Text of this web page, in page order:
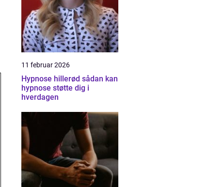
11 februar 2026
Hypnose hillerød sådan kan
hypnose støtte dig i
hverdagen